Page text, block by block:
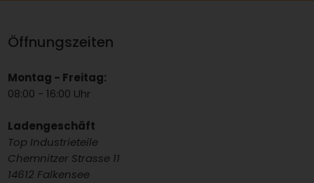
Öffnungszeiten
Montag - Freitag:
08:00 - 16:00 Uhr
Ladengeschäft
Top Industrieteile
Chemnitzer Strasse 11
14612 Falkensee